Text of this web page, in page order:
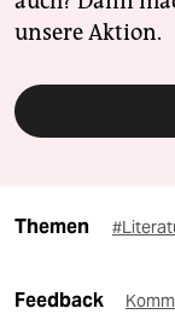
unsere Aktion.
Themen
Feedback